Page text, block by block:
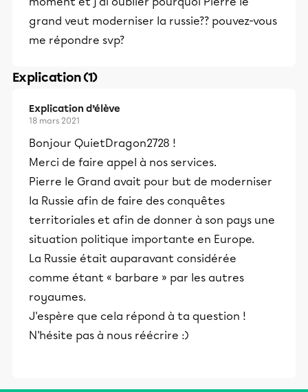
grand veut moderniser la russie?? pouvez-vous
me répondre svp?
Explication (1)
Explication d’élève
18 mars 2021
Bonjour QuietDragon2728 !
Merci de faire appel à nos services.
Pierre le Grand avait pour but de moderniser
la Russie afin de faire des conquêtes
territoriales et afin de donner à son pays une
situation politique importante en Europe.
La Russie était auparavant considérée
comme étant « barbare » par les autres
royaumes.
J'espère que cela répond à ta question !
N'hésite pas à nous réécrire :)